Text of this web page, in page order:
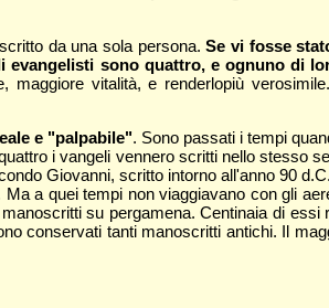
da una sola persona.Se vi fosse
evangelisti sono quattro, e ognuno di
vitalità, e renderlopiù
e "palpabile". Sono passati i tempi
i vangeli vennero scritti nello stesso
Giovanni, scritto intorno all'anno 90
a quei tempi non viaggiavano con gli
su pergamena. Centinaia di essi
conservati tanti manoscritti antichi. Il